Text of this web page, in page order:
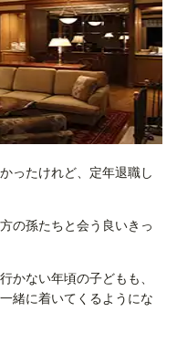
ったけれど、定年退職し
の孫たちと会う良いきっ
かない年頃の子どもも、
緒に着いてくるようにな